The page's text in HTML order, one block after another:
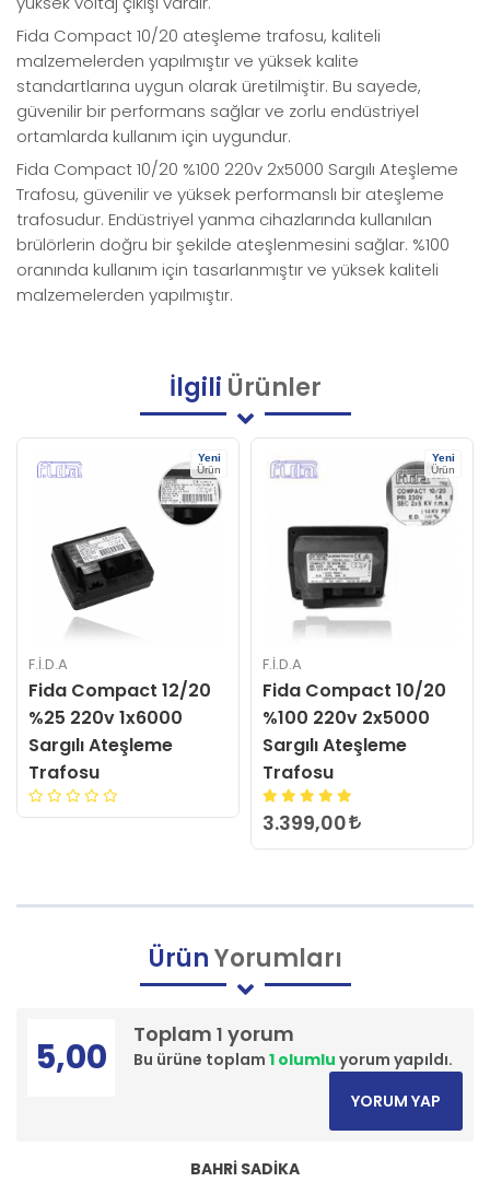
Fida Compact 10/20 ateşleme trafosu, kaliteli
malzemelerden yapılmıştır ve yüksek kalite
standartlarına uygun olarak üretilmiştir. Bu sayede,
güvenilir bir performans sağlar ve zorlu endüstriyel
ortamlarda kullanım için uygundur.
Fida Compact 10/20 %100 220v 2x5000 Sargılı Ateşleme
Trafosu, güvenilir ve yüksek performanslı bir ateşleme
trafosudur. Endüstriyel yanma cihazlarında kullanılan
brülörlerin doğru bir şekilde ateşlenmesini sağlar. %100
oranında kullanım için tasarlanmıştır ve yüksek kaliteli
malzemelerden yapılmıştır.
İlgili Ürünler
Yeni
Ürün
F.İ.D.A
Fida Compact 10/20
%100 220v 2x5000
Sargılı Ateşleme
Trafosu
3.399,00
Yeni
Ürün
F.İ.D.A
Fida Compact 12/20
%25 220v 1x6000
Sargılı Ateşleme
Trafosu
ÜrünYorumları
Toplam 1 yorum
Bu ürüne toplam 1 olumlu yorum yapıldı.
5,00
YORUM YAP
BAHRİ SADİKA